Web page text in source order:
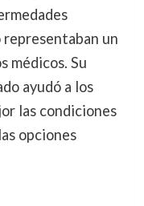
representaban un
médicos. Su
ayudó a los
las condiciones
opciones